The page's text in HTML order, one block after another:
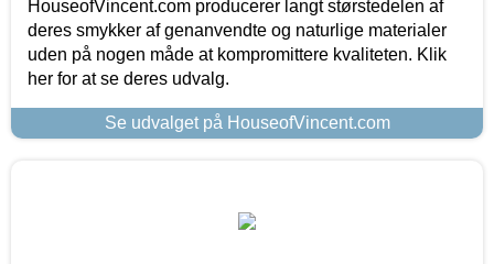
HouseofVincent.com producerer langt størstedelen af
deres smykker af genanvendte og naturlige materialer
uden på nogen måde at kompromittere kvaliteten. Klik
her for at se deres udvalg.
Se udvalget på HouseofVincent.com